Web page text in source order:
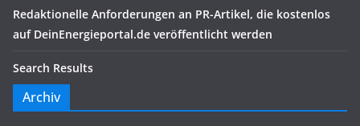
Redaktionelle Anforderungen an PR-Artikel, die kostenlos
auf DeinEnergieportal.de veröffentlicht werden
Search Results
Archiv